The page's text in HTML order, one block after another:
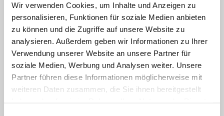
Wir verwenden Cookies, um Inhalte und Anzeigen zu
personalisieren, Funktionen für soziale Medien anbieten
zu können und die Zugriffe auf unsere Website zu
analysieren. Außerdem geben wir Informationen zu Ihrer
Verwendung unserer Website an unsere Partner für
soziale Medien, Werbung und Analysen weiter. Unsere
Partner führen diese Informationen möglicherweise mit
weiteren Daten zusammen, die Sie ihnen bereitgestellt
Die Ursache ist möglicherweise ein
Erdrutsch. Wegen des Starkregens an der
Unfallstelle bei Riedlingen südwestlich
von Ulm lief mutmaßlich ein
Abwasserschacht über, wie die Polizei
Ulm am Montag mitteilte. "Das Wasser